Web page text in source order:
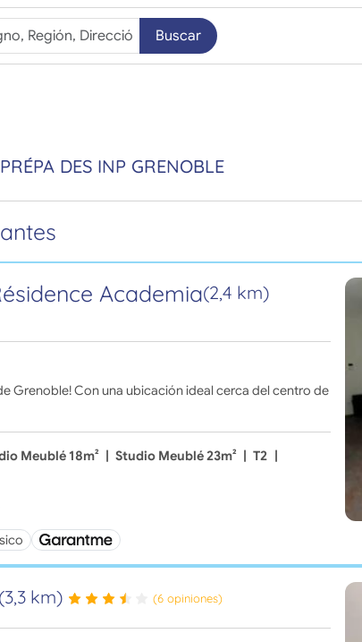
Buscar
DES INP GRENOBLE
Academia(2,4 km)
Grenoble! Con una ubicación ideal cerca del centro de
Meublé 18m² | Studio Meublé 23m² | T2 |
(3,3 km) (6 opiniones)